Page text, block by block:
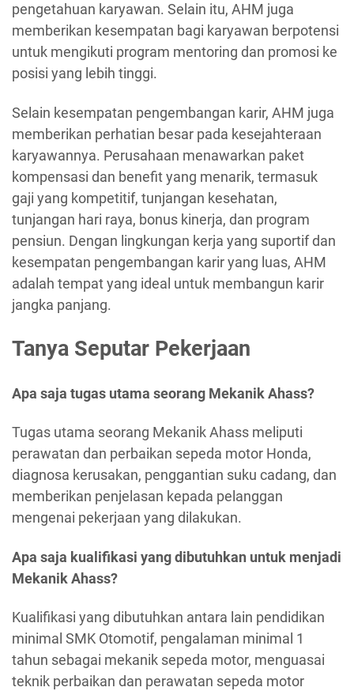
pengetahuan karyawan. Selain itu, AHM juga
memberikan kesempatan bagi karyawan berpotensi
untuk mengikuti program mentoring dan promosi ke
posisi yang lebih tinggi.
Selain kesempatan pengembangan karir, AHM juga
memberikan perhatian besar pada kesejahteraan
karyawannya. Perusahaan menawarkan paket
kompensasi dan benefit yang menarik, termasuk
gaji yang kompetitif, tunjangan kesehatan,
tunjangan hari raya, bonus kinerja, dan program
pensiun. Dengan lingkungan kerja yang suportif dan
kesempatan pengembangan karir yang luas, AHM
adalah tempat yang ideal untuk membangun karir
jangka panjang.
Tanya Seputar Pekerjaan
Apa saja tugas utama seorang Mekanik Ahass?
Tugas utama seorang Mekanik Ahass meliputi
perawatan dan perbaikan sepeda motor Honda,
diagnosa kerusakan, penggantian suku cadang, dan
memberikan penjelasan kepada pelanggan
mengenai pekerjaan yang dilakukan.
Apa saja kualifikasi yang dibutuhkan untuk menjadi
Mekanik Ahass?
Kualifikasi yang dibutuhkan antara lain pendidikan
minimal SMK Otomotif, pengalaman minimal 1
tahun sebagai mekanik sepeda motor, menguasai
teknik perbaikan dan perawatan sepeda motor